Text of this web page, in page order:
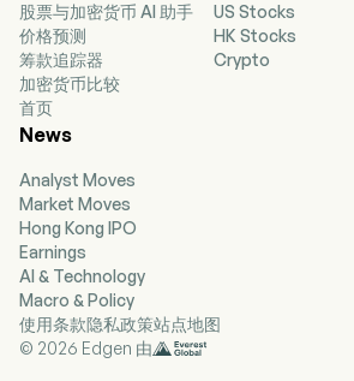
股票与加密货币 AI 助手
价格预测
筹款追踪器
加密货币比较
首页
US Stocks
HK Stocks
Crypto
News
Analyst Moves
Market Moves
Hong Kong IPO
Earnings
AI & Technology
Macro & Policy
使用条款隐私政策站点地图
© 2026 Edgen 由